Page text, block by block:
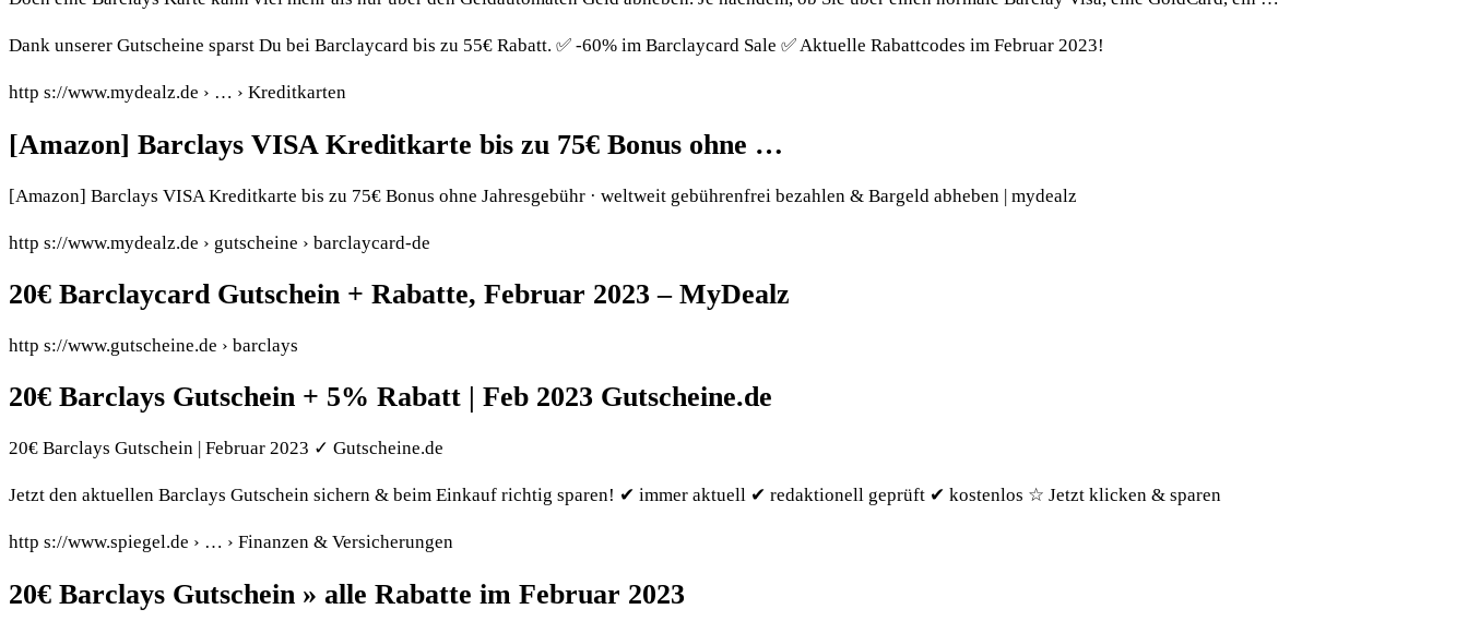
Dank unserer Gutscheine sparst Du bei Barclaycard bis zu 55€ Rabatt. ✅ -60% im Barclaycard Sale ✅ Aktuelle Rabattcodes im Februar 2023!
http s://www.mydealz.de › … › Kreditkarten
[Amazon] Barclays VISA Kreditkarte bis zu 75€ Bonus ohne …
[Amazon] Barclays VISA Kreditkarte bis zu 75€ Bonus ohne Jahresgebühr · weltweit gebührenfrei bezahlen & Bargeld abheben | mydealz
http s://www.mydealz.de › gutscheine › barclaycard-de
20€ Barclaycard Gutschein + Rabatte, Februar 2023 – MyDealz
http s://www.gutscheine.de › barclays
20€ Barclays Gutschein + 5% Rabatt | Feb 2023 Gutscheine.de
20€ Barclays Gutschein | Februar 2023 ✓ Gutscheine.de
Jetzt den aktuellen Barclays Gutschein sichern & beim Einkauf richtig sparen! ✔ immer aktuell ✔ redaktionell geprüft ✔ kostenlos ☆ Jetzt klicken & sparen
http s://www.spiegel.de › … › Finanzen & Versicherungen
20€ Barclays Gutschein » alle Rabatte im Februar 2023